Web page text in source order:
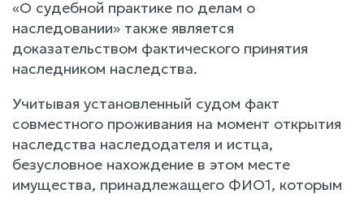
«О судебной практике по делам о
наследовании» также является
доказательством фактического принятия
наследником наследства.
Учитывая установленный судом факт
совместного проживания на момент открытия
наследства наследодателя и истца,
безусловное нахождение в этом месте
имущества, принадлежащего ФИО1, которым